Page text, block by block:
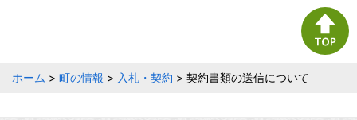
ホーム > 町の情報 > 入札・契約 > 契約書類の送信について